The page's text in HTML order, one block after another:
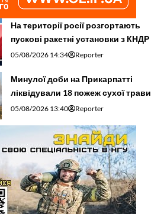
На території росії розгортають
пускові ракетні установки з КНДР
05/08/2026 14:34 Reporter
Минулої доби на Прикарпатті
ліквідували 18 пожеж сухої трави
05/08/2026 13:40 Reporter